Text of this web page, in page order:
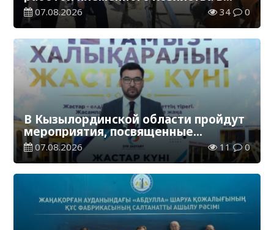
Жанакорганском районе
07.08.2026 34 0
В Кызылординской области пройдут
мероприятия, посвященные
Международному дню молодежи
07.08.2026 11 0